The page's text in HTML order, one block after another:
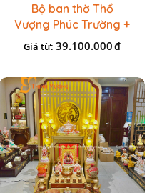
Bộ ban thờ Thổ
Vượng Phúc Trường +
Đồ Sứ Vàng Đá Cao
Giá từ: 39.100.000₫